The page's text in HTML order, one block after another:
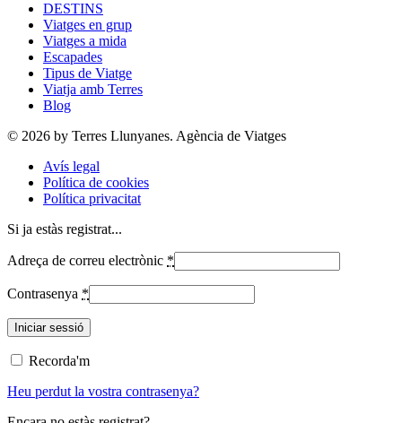
DESTINS
Viatges en grup
Viatges a mida
Escapades
Tipus de Viatge
Viatja amb Terres
Blog
© 2026 by Terres Llunyanes. Agència de Viatges
Avís legal
Política de cookies
Política privacitat
Si ja estàs registrat...
Adreça de correu electrònic *
Contrasenya *
Recorda'm
Heu perdut la vostra contrasenya?